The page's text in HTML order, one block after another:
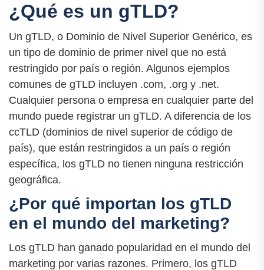
¿Qué es un gTLD?
Un gTLD, o Dominio de Nivel Superior Genérico, es
un tipo de dominio de primer nivel que no está
restringido por país o región. Algunos ejemplos
comunes de gTLD incluyen .com, .org y .net.
Cualquier persona o empresa en cualquier parte del
mundo puede registrar un gTLD. A diferencia de los
ccTLD (dominios de nivel superior de código de
país), que están restringidos a un país o región
específica, los gTLD no tienen ninguna restricción
geográfica.
¿Por qué importan los gTLD
en el mundo del marketing?
Los gTLD han ganado popularidad en el mundo del
marketing por varias razones. Primero, los gTLD